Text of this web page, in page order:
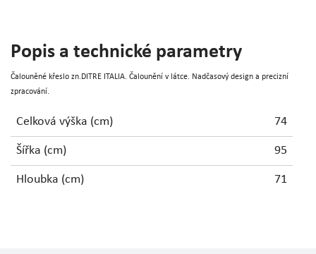
Popis a technické parametry
Čalouněné křeslo zn.DITRE ITALIA. Čalounění v látce. Nadčasový design a precizní
zpracování.
Celková výška (cm) 74
Šířka (cm) 95
Hloubka (cm) 71